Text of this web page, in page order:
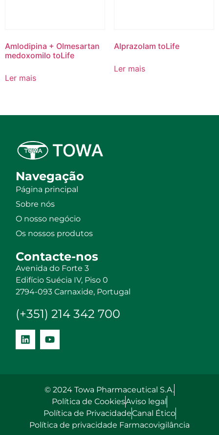
Amlodipina + Olmesartan
medoxomilo toLife
Ler mais
Alprazolam toLife
Ler mais
Navegação
Página principal
Sobre nós
O nosso negócio
Os nossos produtos
Contacte-nos
Avenida do Forte 3
Edifício Suécia IV, Piso 0
2794-093 Carnaxide, Portugal
(+351) 214 342 700
© 2024 Towa Pharmaceutical S.A.
Política de CookiesAviso legal
Política de PrivacidadeCanal Ético
Política de privacidade Farmacovigilância